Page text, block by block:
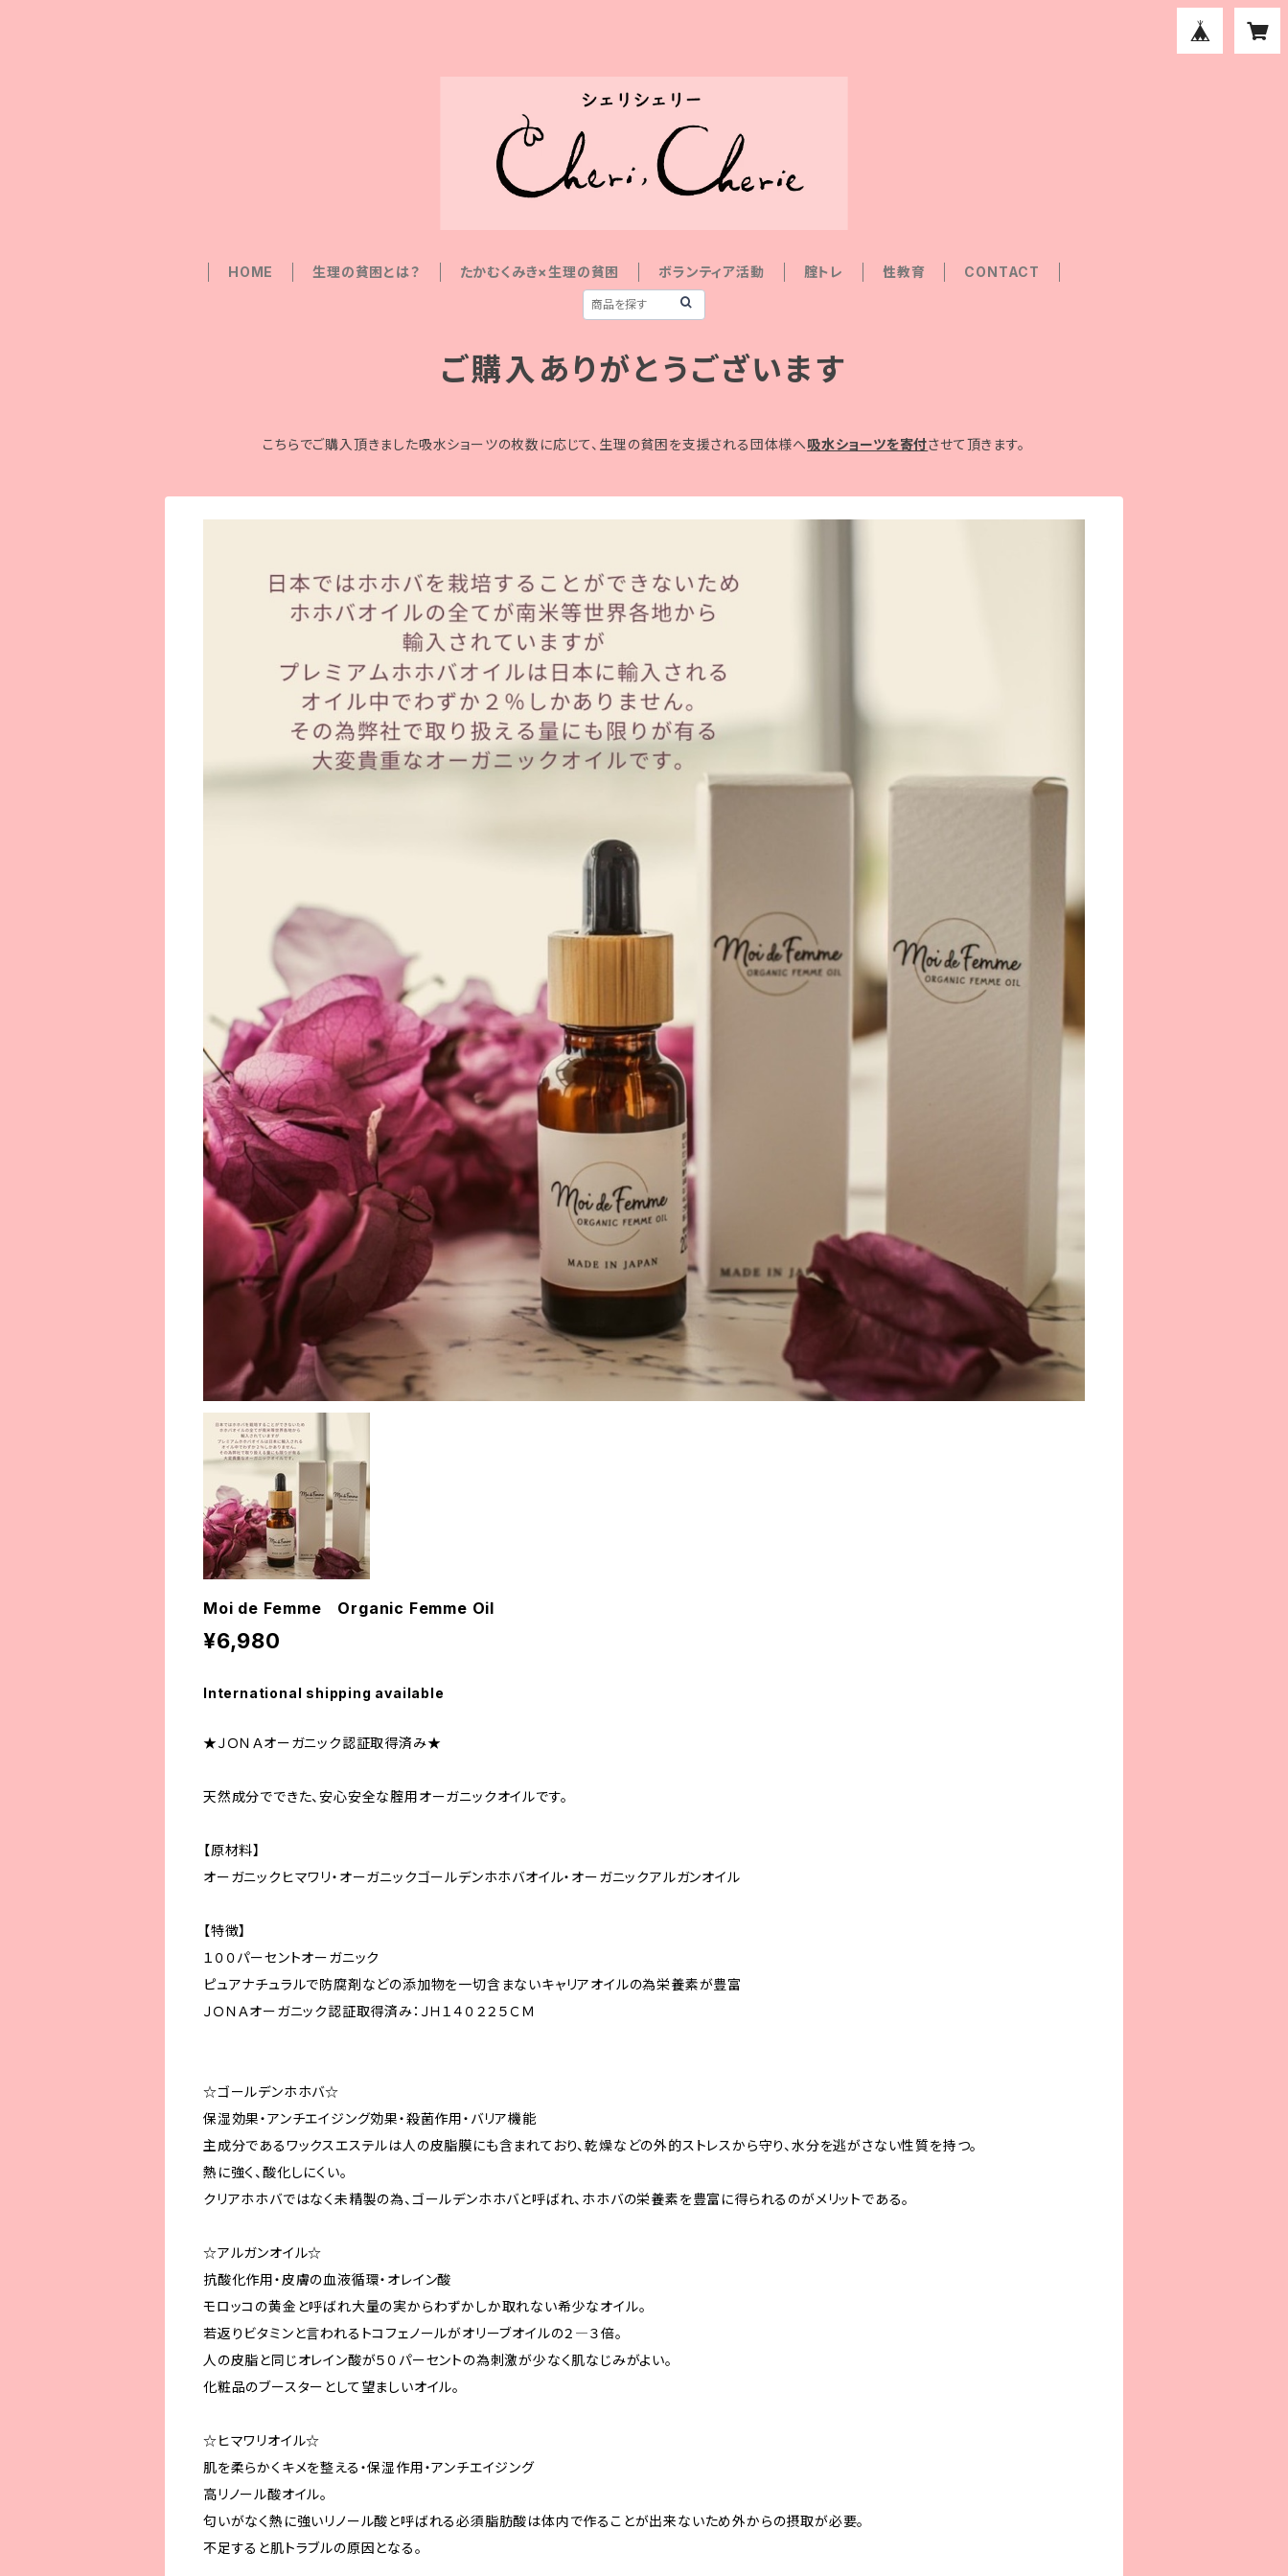
HOME 生理の貧困とは？ たかむくみき×生理の貧困 ボランティア活動 腟トレ 性教育 CONTACT
ご購入ありがとうございます
こちらでご購入頂きました吸水ショーツの枚数に応じて、生理の貧困を支援される団体様へ吸水ショーツを寄付させて頂きます。
Moi de Femme Organic Femme Oil
¥6,980
International shipping available
★ＪＯＮＡオーガニック認証取得済み★
天然成分でできた、安心安全な腟用オーガニックオイルです。
【原材料】
オーガニックヒマワリ・オーガニックゴールデンホホバオイル・オーガニックアルガンオイル
【特徴】
１００パーセントオーガニック
ピュアナチュラルで防腐剤などの添加物を一切含まないキャリアオイルの為栄養素が豊富
ＪＯＮＡオーガニック認証取得済み：ＪＨ１４０２２５ＣＭ
☆ゴールデンホホバ☆
保湿効果・アンチエイジング効果・殺菌作用・バリア機能
主成分であるワックスエステルは人の皮脂膜にも含まれており、乾燥などの外的ストレスから守り、水分を逃がさない性質を持つ。
熱に強く、酸化しにくい。
クリアホホバではなく未精製の為、ゴールデンホホバと呼ばれ、ホホバの栄養素を豊富に得られるのがメリットである。
☆アルガンオイル☆
抗酸化作用・皮膚の血液循環・オレイン酸
モロッコの黄金と呼ばれ大量の実からわずかしか取れない希少なオイル。
若返りビタミンと言われるトコフェノールがオリーブオイルの２―３倍。
人の皮脂と同じオレイン酸が５０パーセントの為刺激が少なく肌なじみがよい。
化粧品のブースターとして望ましいオイル。
☆ヒマワリオイル☆
肌を柔らかくキメを整える・保湿作用・アンチエイジング
高リノール酸オイル。
匂いがなく熱に強いリノール酸と呼ばれる必須脂肪酸は体内で作ることが出来ないため外からの摂取が必要。
不足すると肌トラブルの原因となる。